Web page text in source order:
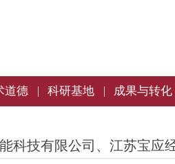
道德 科研基地 成果与转化
科技有限公司、江苏宝应